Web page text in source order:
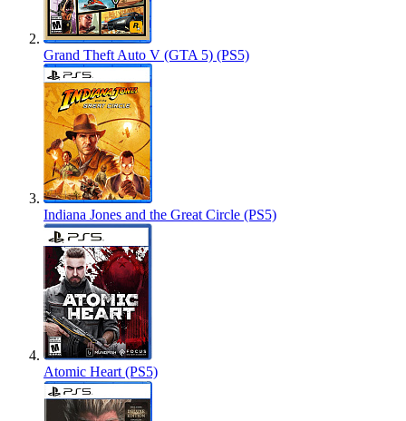
Grand Theft Auto V (GTA 5) (PS5)
Indiana Jones and the Great Circle (PS5)
Atomic Heart (PS5)